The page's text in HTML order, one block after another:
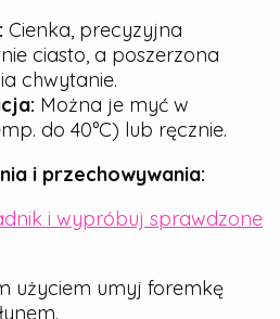
Cienka, precyzyjna
ciasto, a poszerzona
chwytanie.
Można je myć w
do 40°C) lub ręcznie.
i przechowywania:
i wypróbuj sprawdzone
użyciem umyj foremkę